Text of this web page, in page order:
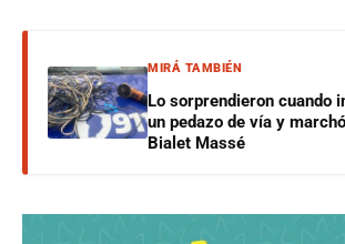
MIRÁ TAMBIÉN
Lo sorprendieron cuando
un pedazo de vía y
Bialet Massé